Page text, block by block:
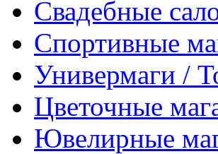
Свадебные
Спортивные
Универмаги /
Цветочные
Ювелирные